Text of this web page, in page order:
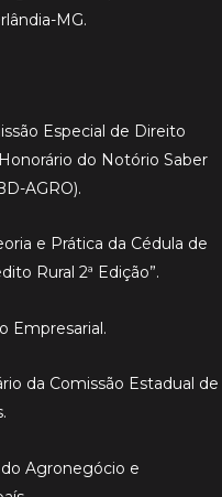
MG.
Especial de Direito
do Notório Saber
AGRO).
e Prática da Cédula de
Rural 2ª Edição”.
Empresarial.
da Comissão Estadual de
Agronegócio e